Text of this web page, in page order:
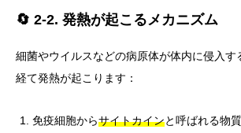
🔄 2-2. 発熱が起こるメカニズム
細菌やウイルスなどの病原体が体内に侵入す
経て発熱が起こります：
免疫細胞からサイトカインと呼ばれる物